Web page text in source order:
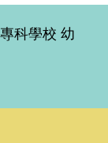
科學校幼